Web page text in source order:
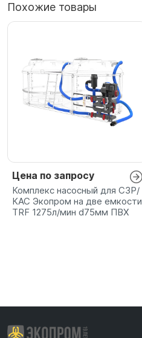
Похожие товары
Цена по запросу
Комплекс насосный для СЗР/
КАС Экопром на две емкости
TRF 1275л/мин d75мм ПВХ